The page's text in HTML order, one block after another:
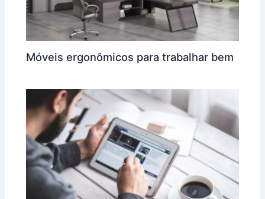
Móveis ergonômicos para trabalhar bem